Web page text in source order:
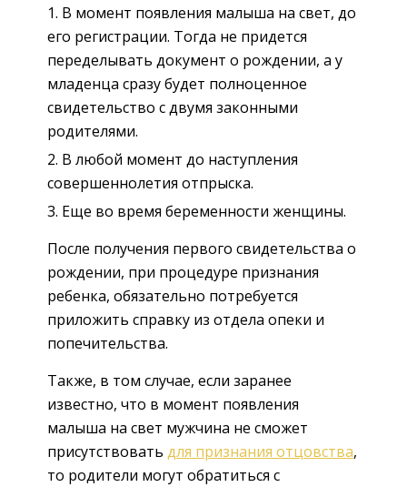
В момент появления малыша на свет, до
его регистрации. Тогда не придется
переделывать документ о рождении, а у
младенца сразу будет полноценное
свидетельство с двумя законными
родителями.
В любой момент до наступления
совершеннолетия отпрыска.
Еще во время беременности женщины.
После получения первого свидетельства о
рождении, при процедуре признания
ребенка, обязательно потребуется
приложить справку из отдела опеки и
попечительства.
Также, в том случае, если заранее
известно, что в момент появления
малыша на свет мужчина не сможет
присутствовать для признания отцовства,
то родители могут обратиться с